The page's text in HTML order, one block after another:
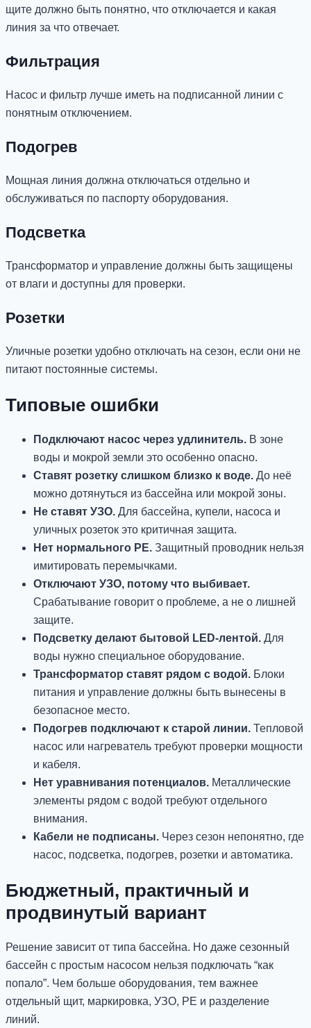
щите должно быть понятно, что отключается и какая
линия за что отвечает.
Фильтрация
Насос и фильтр лучше иметь на подписанной линии с
понятным отключением.
Подогрев
Мощная линия должна отключаться отдельно и
обслуживаться по паспорту оборудования.
Подсветка
Трансформатор и управление должны быть защищены
от влаги и доступны для проверки.
Розетки
Уличные розетки удобно отключать на сезон, если они не
питают постоянные системы.
Типовые ошибки
Подключают насос через удлинитель. В зоне
воды и мокрой земли это особенно опасно.
Ставят розетку слишком близко к воде. До неё
можно дотянуться из бассейна или мокрой зоны.
Не ставят УЗО. Для бассейна, купели, насоса и
уличных розеток это критичная защита.
Нет нормального PE. Защитный проводник нельзя
имитировать перемычками.
Отключают УЗО, потому что выбивает.
Срабатывание говорит о проблеме, а не о лишней
защите.
Подсветку делают бытовой LED-лентой. Для
воды нужно специальное оборудование.
Трансформатор ставят рядом с водой. Блоки
питания и управление должны быть вынесены в
безопасное место.
Подогрев подключают к старой линии. Тепловой
насос или нагреватель требуют проверки мощности
и кабеля.
Нет уравнивания потенциалов. Металлические
элементы рядом с водой требуют отдельного
внимания.
Кабели не подписаны. Через сезон непонятно, где
насос, подсветка, подогрев, розетки и автоматика.
Бюджетный, практичный и
продвинутый вариант
Решение зависит от типа бассейна. Но даже сезонный
бассейн с простым насосом нельзя подключать “как
попало”. Чем больше оборудования, тем важнее
отдельный щит, маркировка, УЗО, PE и разделение
линий.